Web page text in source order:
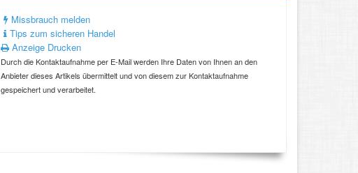
Missbrauch melden
Tips zum sicheren Handel
Anzeige Drucken
Durch die Kontaktaufnahme per E-Mail werden Ihre Daten von Ihnen an den
Anbieter dieses Artikels übermittelt und von diesem zur Kontaktaufnahme
gespeichert und verarbeitet.